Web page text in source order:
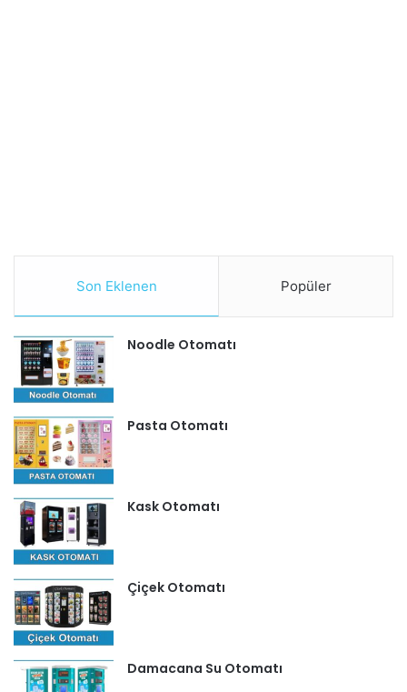
Son Eklenen Popüler
Noodle Otomatı
Pasta Otomatı
Kask Otomatı
Çiçek Otomatı
Damacana Su Otomatı